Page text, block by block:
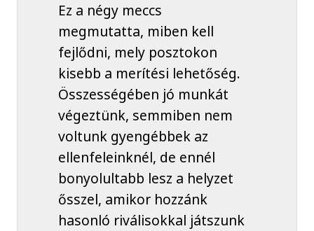
Ez a négy meccs
megmutatta, miben kell
fejlődni, mely posztokon
kisebb a merítési lehetőség.
Összességében jó munkát
végeztünk, semmiben nem
voltunk gyengébbek az
ellenfeleinknél, de ennél
bonyolultabb lesz a helyzet
ősszel, amikor hozzánk
hasonló riválisokkal játszunk